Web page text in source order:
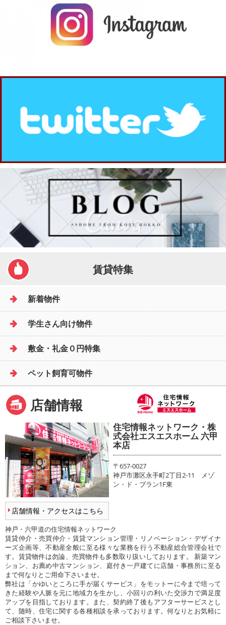
賃貸特集
新着物件
学生さん向け物件
敷金・礼金０円特集
ペット飼育可物件
店舗情報
店舗情報・アクセスはこちら
住宅情報ネットワーク・株
式会社エスエスホーム 六甲
本店
〒657-0027
神戸市灘区永手町2丁目2-11 メゾ
ン・ド・ブラン1F東
神戸・六甲道の住宅情報ネットワーク
賃貸仲介・売買仲介・賃貸マンション管理・リノベーション・デザイナ
ーズ企画等、不動産全般に至る様々な業務を行う不動産総合管理会社で
す。賃貸物件は勿論、売買物件も多数取り扱いしております。 新築マン
ション、お薦め中古マンション、庭付き一戸建てに店舗・事務所に至る
まで何なりとご用命下さいませ。
弊社は「かゆいところに手が届くサービス」をモットーに今まで培って
きた経験や人脈を元に地域力を生かし、小回りの利いた交渉力で満足度
アップを目指しております。また、契約終了後もアフターサービスとし
て、随時、住宅に関する各種相談を承っております。何なりとお気軽に
ご相談下さいませ。